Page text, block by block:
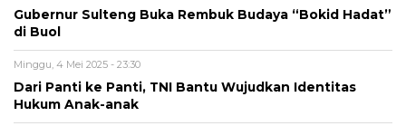
Gubernur Sulteng Buka Rembuk Budaya “Bokid Hadat”
di Buol
Minggu, 4 Mei 2025 - 23:30
Dari Panti ke Panti, TNI Bantu Wujudkan Identitas
Hukum Anak-anak